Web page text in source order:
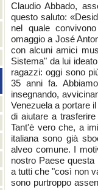
Claudio Abbado,
questo saluto:
nel quale
omaggio a José
con alcuni amici
Sistema" da lui
ragazzi: oggi sono
35 anni fa.
insegnando,
Venezuela a portare
di aiutare a
Tant'è vero che, a
italiana sono già
alveo comune. I
nostro Paese
a tutti che "così non
sono purtroppo